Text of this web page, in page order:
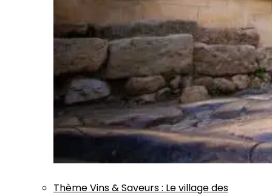
ThèmeVins & Saveurs: Le village des